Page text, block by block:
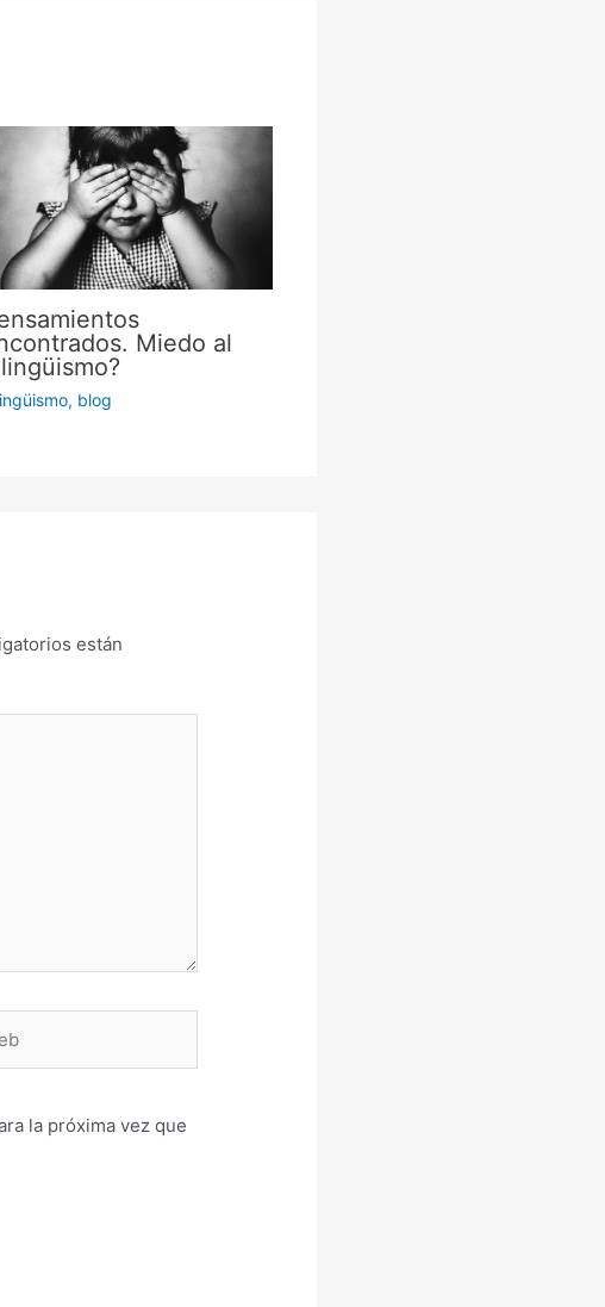
Miedo al
, blog
están
la próxima vez que